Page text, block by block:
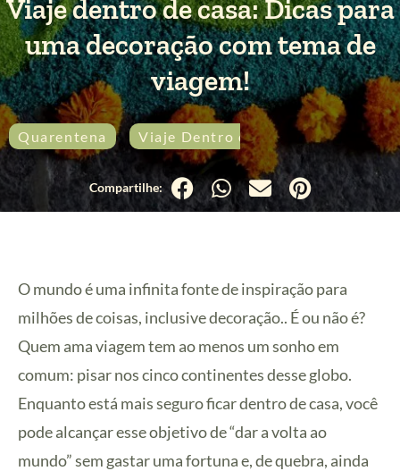
Viaje dentro de casa: Dicas para
uma decoração com tema de
viagem!
Quarentena Viaje Dentro de Casa
O mundo é uma infinita fonte de inspiração para
milhões de coisas, inclusive decoração.. É ou não é?
Quem ama viagem tem ao menos um sonho em
comum: pisar nos cinco continentes desse globo.
Enquanto está mais seguro ficar dentro de casa, você
pode alcançar esse objetivo de “dar a volta ao
mundo” sem gastar uma fortuna e, de quebra, ainda